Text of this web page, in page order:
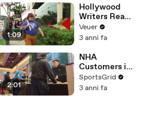
1:09
Hollywood
Writers Reach
‘Tentative
Agreement’
After 146 Day
Strike
Veuer
3 anni fa
2:01
NHA
Customers in
Limbo as
Company
SportsGrid
3 anni fa